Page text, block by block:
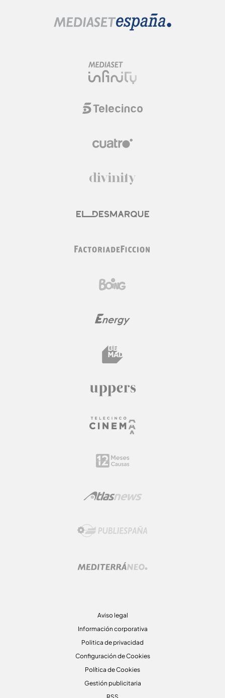
Aviso legal
Información corporativa
Politica de privacidad
Configuración de Cookies
Política de Cookies
Gestión publicitaria